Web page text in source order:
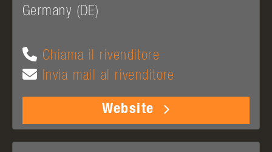
Germany (DE)
Chiama il rivenditore
Invia mail al rivenditore
Website